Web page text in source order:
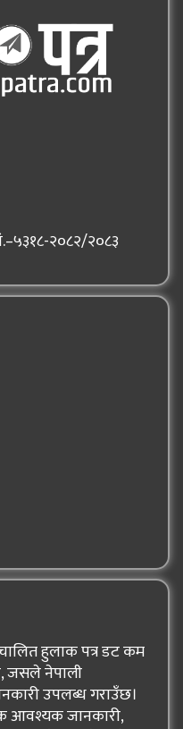
२०८२/२०८३
हुलाक पत्र डट कम
जसले नेपाली
उपलब्ध गराउँछ।
आवश्यक जानकारी,